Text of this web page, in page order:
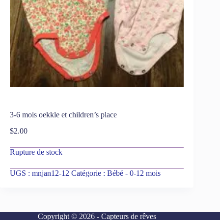
3-6 mois oekkle et children’s place
$2.00
Rupture de stock
UGS : mnjan12-12 Catégorie : Bébé - 0-12 mois
Copyright © 2026 - Capteurs de rêves